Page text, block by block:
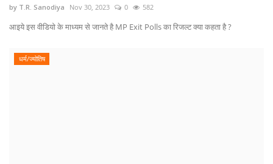
by T.R. Sanodiya Nov 30, 2023 0 582
आइये इस वीडियो के माध्यम से जानते है MP Exit Polls का रिजल्ट क्या कहता है ?
धर्म/ज्योतिष